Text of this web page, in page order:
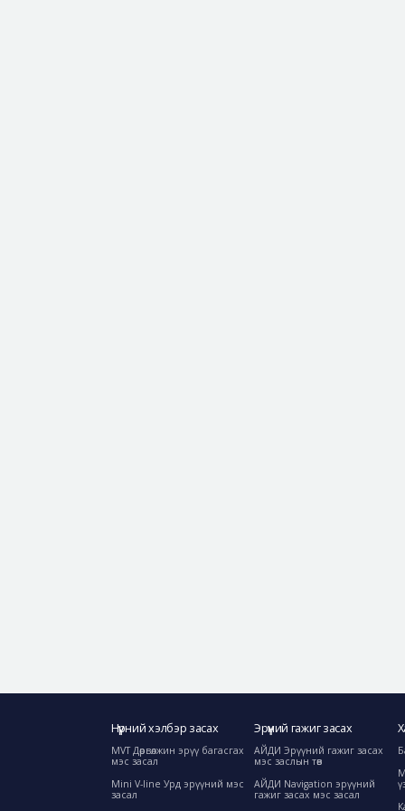
Нүүрний хэлбэр засах
MVT Дөрвөлжин эрүү багасгах
мэс засал
Mini V-line Урд эрүүний мэс
засал
Эрүүний гажиг засах
АЙДИ Эрүүний гажиг засах
мэс заслын төв
АЙДИ Navigation эрүүний
гажиг засах мэс засал